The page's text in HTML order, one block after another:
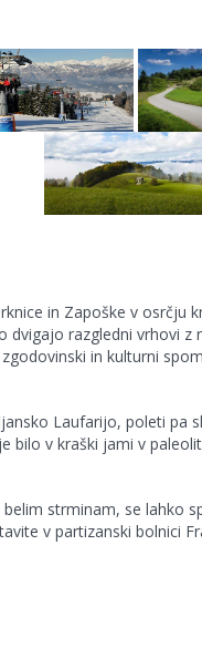
in Zapoške v osrčju
razgledni vrhovi
in kulturni
Laufarijo, poleti pa
bilo v kraški jami v
strminam, se lahko
v partizanski bolnici